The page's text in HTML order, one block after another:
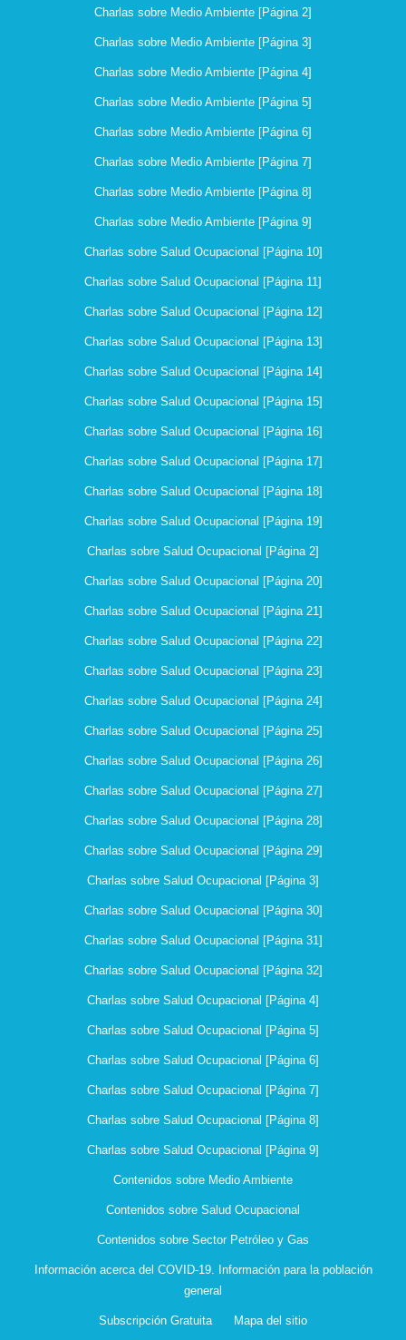
Charlas sobre Medio Ambiente [Página 2]
Charlas sobre Medio Ambiente [Página 3]
Charlas sobre Medio Ambiente [Página 4]
Charlas sobre Medio Ambiente [Página 5]
Charlas sobre Medio Ambiente [Página 6]
Charlas sobre Medio Ambiente [Página 7]
Charlas sobre Medio Ambiente [Página 8]
Charlas sobre Medio Ambiente [Página 9]
Charlas sobre Salud Ocupacional [Página 10]
Charlas sobre Salud Ocupacional [Página 11]
Charlas sobre Salud Ocupacional [Página 12]
Charlas sobre Salud Ocupacional [Página 13]
Charlas sobre Salud Ocupacional [Página 14]
Charlas sobre Salud Ocupacional [Página 15]
Charlas sobre Salud Ocupacional [Página 16]
Charlas sobre Salud Ocupacional [Página 17]
Charlas sobre Salud Ocupacional [Página 18]
Charlas sobre Salud Ocupacional [Página 19]
Charlas sobre Salud Ocupacional [Página 2]
Charlas sobre Salud Ocupacional [Página 20]
Charlas sobre Salud Ocupacional [Página 21]
Charlas sobre Salud Ocupacional [Página 22]
Charlas sobre Salud Ocupacional [Página 23]
Charlas sobre Salud Ocupacional [Página 24]
Charlas sobre Salud Ocupacional [Página 25]
Charlas sobre Salud Ocupacional [Página 26]
Charlas sobre Salud Ocupacional [Página 27]
Charlas sobre Salud Ocupacional [Página 28]
Charlas sobre Salud Ocupacional [Página 29]
Charlas sobre Salud Ocupacional [Página 3]
Charlas sobre Salud Ocupacional [Página 30]
Charlas sobre Salud Ocupacional [Página 31]
Charlas sobre Salud Ocupacional [Página 32]
Charlas sobre Salud Ocupacional [Página 4]
Charlas sobre Salud Ocupacional [Página 5]
Charlas sobre Salud Ocupacional [Página 6]
Charlas sobre Salud Ocupacional [Página 7]
Charlas sobre Salud Ocupacional [Página 8]
Charlas sobre Salud Ocupacional [Página 9]
Contenidos sobre Medio Ambiente
Contenidos sobre Salud Ocupacional
Contenidos sobre Sector Petróleo y Gas
Información acerca del COVID-19. Información para la población
general
Subscripción Gratuita Mapa del sitio